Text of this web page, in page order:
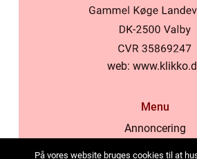
web:
Menu
Annoncering
På vores website bruges cookies til at